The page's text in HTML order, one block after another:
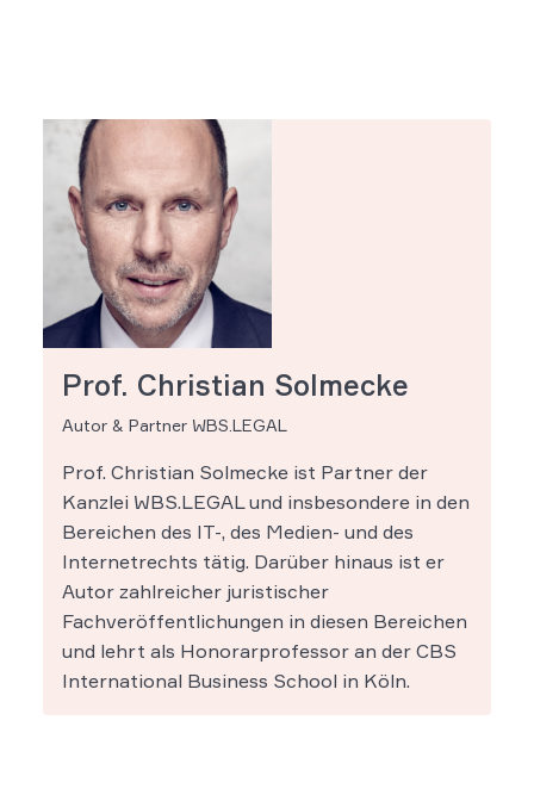
Prof. Christian Solmecke
Autor & Partner WBS.LEGAL
Prof. Christian Solmecke ist Partner der
Kanzlei WBS.LEGAL und insbesondere in den
Bereichen des IT-, des Medien- und des
Internetrechts tätig. Darüber hinaus ist er
Autor zahlreicher juristischer
Fachveröffentlichungen in diesen Bereichen
und lehrt als Honorarprofessor an der CBS
International Business School in Köln.